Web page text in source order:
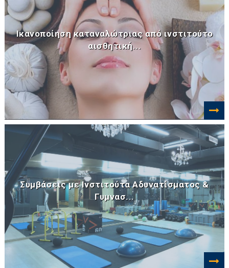
Ικανοποίηση καταναλώτριας από ινστιτούτο
αισθητική...
Συμβάσεις με Ινστιτούτα Αδυνατίσματος &
Γυμνασ...